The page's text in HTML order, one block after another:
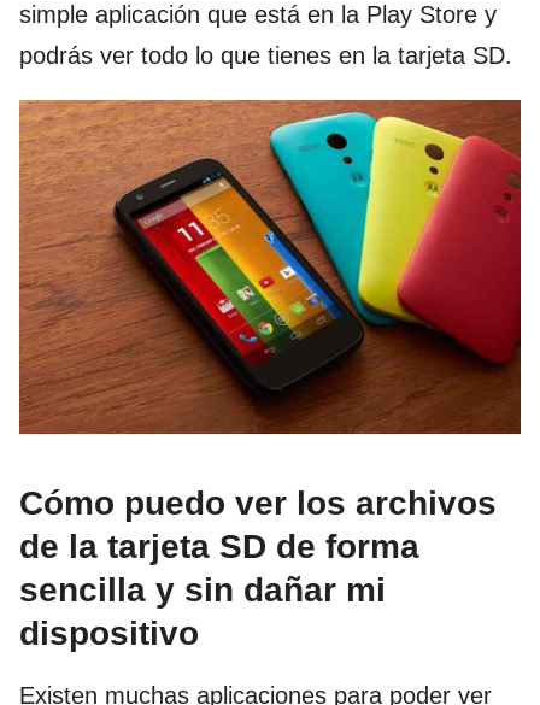
simple aplicación que está en la Play Store y
podrás ver todo lo que tienes en la tarjeta SD.
Cómo puedo ver los archivos
de la tarjeta SD de forma
sencilla y sin dañar mi
dispositivo
Existen muchas aplicaciones para poder ver